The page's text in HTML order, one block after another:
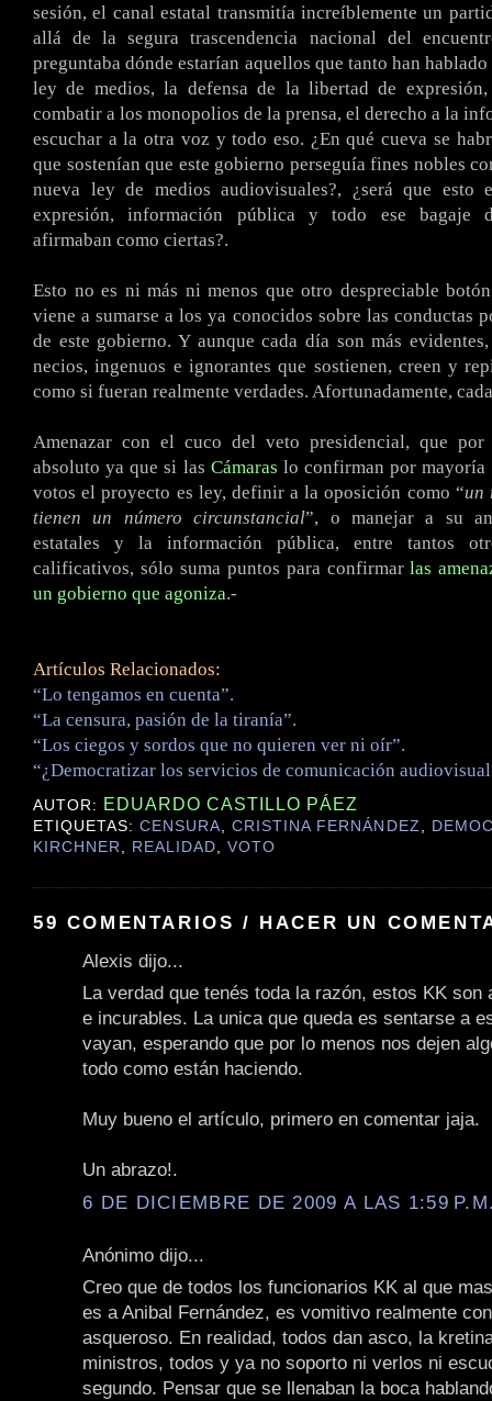
sesión, el canal estatal transmitía increíblemente un
allá de la segura trascendencia nacional del
preguntaba dónde estarían aquellos que tanto han
ley de medios, la defensa de la libertad de
combatir a los monopolios de la prensa, el derecho a la
escuchar a la otra voz y todo eso. ¿En qué cueva se
que sostenían que este gobierno perseguía fines nobles
nueva ley de medios audiovisuales?, ¿será que esto
expresión, información pública y todo ese bagaje
afirmaban como ciertas?.
Esto no es ni más ni menos que otro despreciable
viene a sumarse a los ya conocidos sobre las conductas
de este gobierno. Y aunque cada día son más
necios, ingenuos e ignorantes que sostienen, creen y
como si fueran realmente verdades. Afortunadamente,
Amenazar con el cuco del veto presidencial, que
absoluto ya que si las Cámaras lo confirman por mayoría
votos el proyecto es ley, definir a la oposición como “un
tienen un número circunstancial”, o manejar a su
estatales y la información pública, entre tantos
calificativos, sólo suma puntos para confirmarlas
un gobierno que agoniza.-
Artículos Relacionados:
“Lo tengamos en cuenta”.
“La censura, pasión de la tiranía”.
“Los ciegos y sordos que no quieren ver ni oír”.
“¿Democratizar los servicios de comunicación
AUTOR: EDUARDO CASTILLO PÁEZ
ETIQUETAS:CENSURA,CRISTINA FERNÁNDEZ,
KIRCHNER, REALIDAD,VOTO
59 COMENTARIOS / HACER UN
Alexis dijo...
La verdad que tenés toda la razón, estos KK son
e incurables. La unica que queda es sentarse a
vayan, esperando que por lo menos nos dejen
todo como están haciendo.
Muy bueno el artículo, primero en comentar jaja.
Un abrazo!.
6 DE DICIEMBRE DE 2009 A LAS 1:59
Anónimo dijo...
Creo que de todos los funcionarios KK al que
es a Anibal Fernández, es vomitivo realmente
asqueroso. En realidad, todos dan asco, la
ministros, todos y ya no soporto ni verlos ni
segundo. Pensar que se llenaban la boca